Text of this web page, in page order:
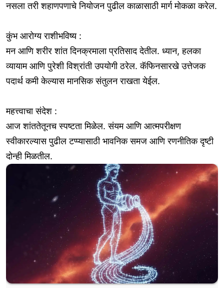
नसला तरी शहाणपणाचे नियोजन पुढील काळासाठी मार्ग मोकळा करेल.
कुंभ आरोग्य राशीभविष्य :
मन आणि शरीर शांत दिनक्रमाला प्रतिसाद देतील. ध्यान, हलका
व्यायाम आणि पुरेशी विश्रांती उपयोगी ठरेल. कॅफिनसारखे उत्तेजक
पदार्थ कमी केल्यास मानसिक संतुलन राखता येईल.
महत्त्वाचा संदेश :
आज शांततेतूनच स्पष्टता मिळेल. संयम आणि आत्मपरीक्षण
स्वीकारल्यास पुढील टप्प्यासाठी भावनिक समज आणि रणनीतिक दृष्टी
दोन्ही मिळतील.